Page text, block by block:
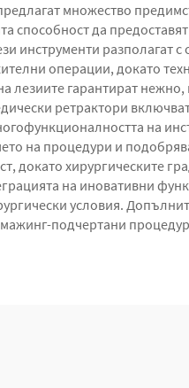
множество
способност да
инструменти
операции, докато
лезиите гарантират
ретрактори
на
на процедури и
докато хирургическите
на иновативни
условия.
подчертани